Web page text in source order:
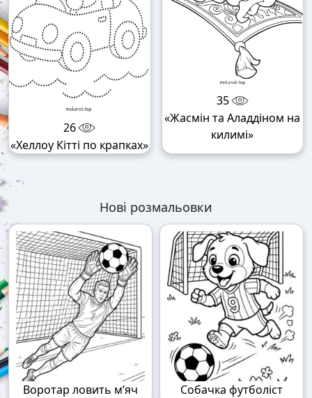
26
«Хеллоу Кітті по крапках»
35
«Жасмін та Аладдіном на
килимі»
Нові розмальовки
Воротар ловить м’яч Собачка футболіст